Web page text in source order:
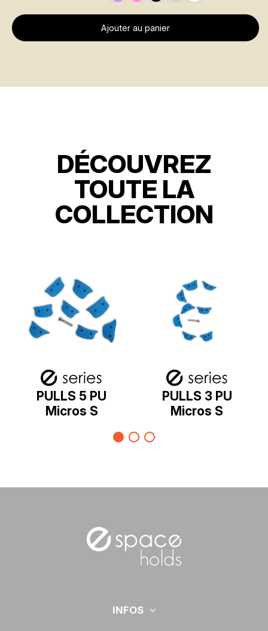
Ajouter au panier
DÉCOUVREZ
TOUTE LA
COLLECTION
PULLS 5 PU
Micros S
PULLS 3 PU
Micros S
INFOS